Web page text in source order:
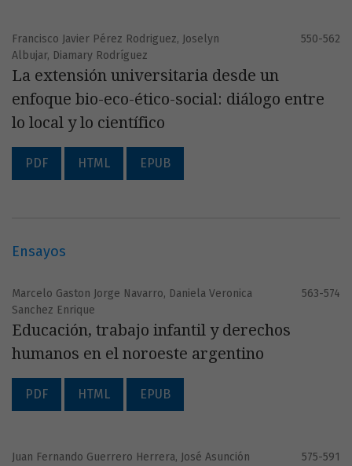
Francisco Javier Pérez Rodriguez, Joselyn
Albujar, Diamary Rodríguez
550-562
La extensión universitaria desde un
enfoque bio-eco-ético-social: diálogo entre
lo local y lo científico
PDF HTML EPUB
Ensayos
Marcelo Gaston Jorge Navarro, Daniela Veronica
Sanchez Enrique
563-574
Educación, trabajo infantil y derechos
humanos en el noroeste argentino
PDF HTML EPUB
Juan Fernando Guerrero Herrera, José Asunción
575-591